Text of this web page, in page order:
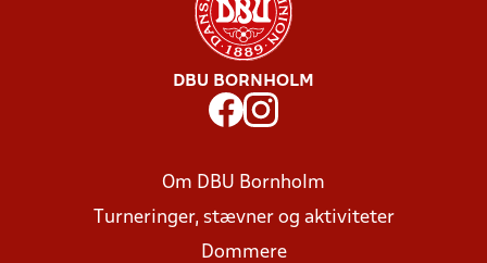
DBU BORNHOLM
Om DBU Bornholm
Turneringer, stævner og aktiviteter
Dommere